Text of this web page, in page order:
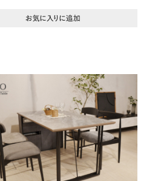
万が一の地震対策に